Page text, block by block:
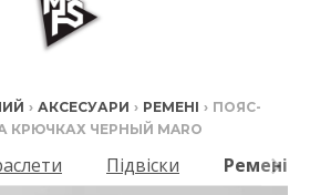
› АКСЕСУАРИ › РЕМЕНІ › ПОЯС-
КРЮЧКАХ ЧЕРНЫЙ MARO
Підвіски Ремені